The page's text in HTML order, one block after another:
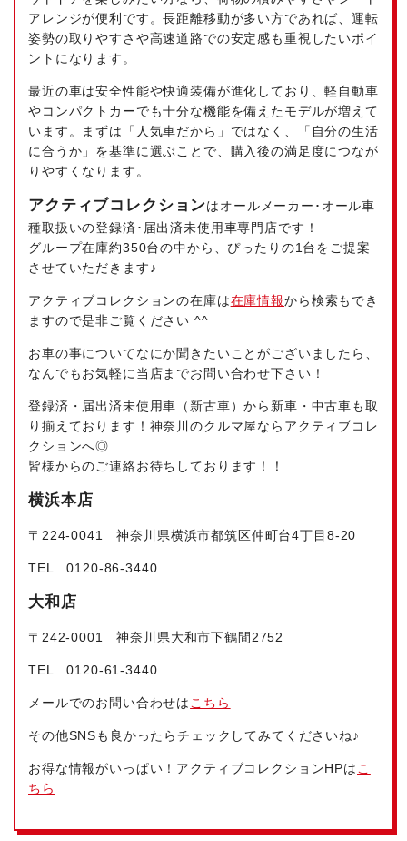
アレンジが便利です。長距離移動が多い方であれば、運転
姿勢の取りやすさや高速道路での安定感も重視したいポイ
ントになります。
最近の車は安全性能や快適装備が進化しており、軽自動車
やコンパクトカーでも十分な機能を備えたモデルが増えて
います。まずは「人気車だから」ではなく、「自分の生活
に合うか」を基準に選ぶことで、購入後の満足度につなが
りやすくなります。
アクティブコレクションはオールメーカー･オール車
種取扱いの登録済･届出済未使用車専門店です！
グループ在庫約350台の中から、ぴったりの1台をご提案
させていただきます♪
アクティブコレクションの在庫は在庫情報から検索もでき
ますので是非ご覧ください ^^
お車の事についてなにか聞きたいことがございましたら、
なんでもお気軽に当店までお問い合わせ下さい！
登録済・届出済未使用車（新古車）から新車・中古車も取
り揃えております！神奈川のクルマ屋ならアクティブコレ
クションへ◎
皆様からのご連絡お待ちしております！！
横浜本店
〒224‐0041 神奈川県横浜市都筑区仲町台4丁目8-20
TEL 0120-86-3440
大和店
〒242-0001 神奈川県大和市下鶴間2752
TEL 0120-61-3440
メールでのお問い合わせはこちら
その他SNSも良かったらチェックしてみてくださいね♪
お得な情報がいっぱい！アクティブコレクションHPはこ
ちら